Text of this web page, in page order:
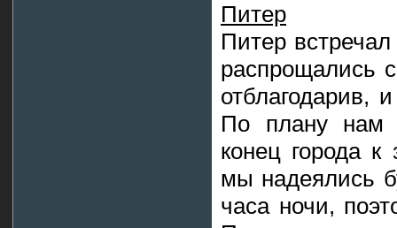
Питер
Питер
распрощались
отблагодарив,
По плану нам
конец города к
мы надеялись
часа ночи,